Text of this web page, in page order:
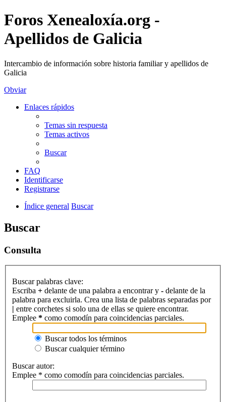
Foros Xenealoxía.org -
Apellidos de Galicia
Intercambio de información sobre historia familiar y apellidos de
Galicia
Obviar
Enlaces rápidos
Temas sin respuesta
Temas activos
Buscar
FAQ
Identificarse
Registrarse
Índice general Buscar
Buscar
Consulta
Buscar palabras clave:
Escriba + delante de una palabra a encontrar y - delante de la
palabra para excluirla. Crea una lista de palabras separadas por
| entre corchetes si solo una de ellas se quiere encontrar.
Emplee * como comodín para coincidencias parciales.
Buscar todos los términos
Buscar cualquier término
Buscar autor:
Emplee * como comodín para coincidencias parciales.